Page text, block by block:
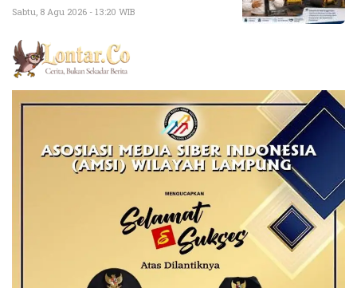
Sabtu, 8 Agu 2026 - 13:20 WIB